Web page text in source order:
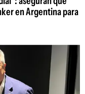
en Argentina para